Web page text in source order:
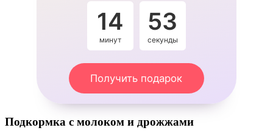
14
минут
53
секунды
Получить подарок
Подкормка с молоком и дрожжами